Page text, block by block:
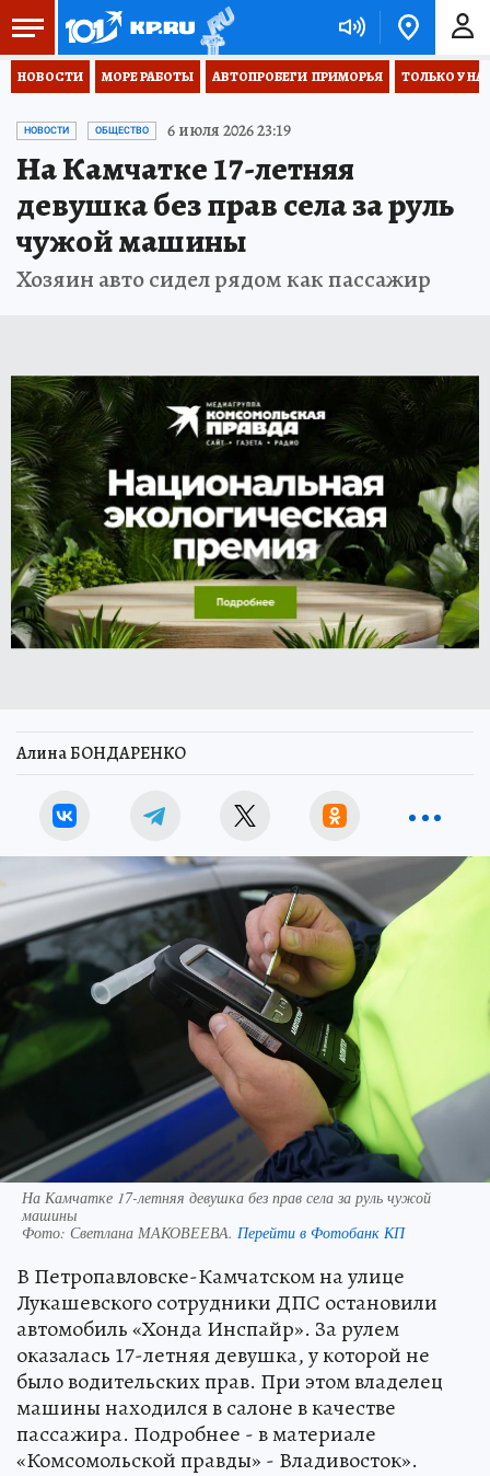
НОВОСТИ МОРЕ РАБОТЫ АВТОПРОБЕГИ  ПРИМОРЬЯ ТОЛЬКО У
НОВОСТИ ОБЩЕСТВО 6 июля 2026 23:19
На Камчатке 17-летняя
девушка без прав села за руль
чужой машины
Хозяин авто сидел рядом как пассажир
Алина БОНДАРЕНКО
На Камчатке 17-летняя девушка без прав села за руль чужой
машины
Фото: Светлана МАКОВЕЕВА. Перейти в Фотобанк КП
В Петропавловске-Камчатском на улице
Лукашевского сотрудники ДПС остановили
автомобиль «Хонда Инспайр». За рулем
оказалась 17-летняя девушка, у которой не
было водительских прав. При этом владелец
машины находился в салоне в качестве
пассажира. Подробнее - в материале
«Комсомольской правды» - Владивосток».